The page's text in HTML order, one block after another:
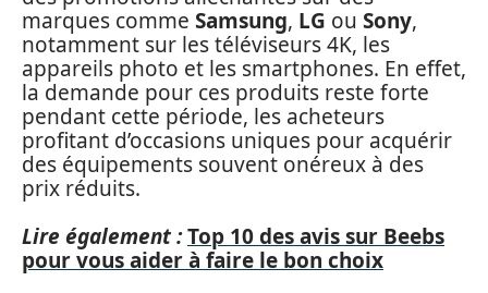
marques comme Samsung, LG ou Sony,
notamment sur les téléviseurs 4K, les
appareils photo et les smartphones. En effet,
la demande pour ces produits reste forte
pendant cette période, les acheteurs
profitant d’occasions uniques pour acquérir
des équipements souvent onéreux à des
prix réduits.
Lire également :Top 10 des avis sur Beebs
pour vous aider à faire le bon choix